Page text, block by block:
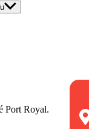
Port Royal.